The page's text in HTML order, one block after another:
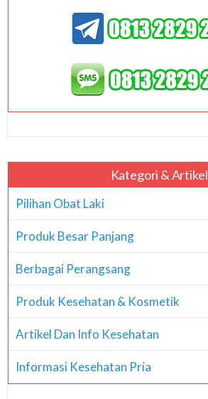
Kategori & Artikel
Pilihan Obat Laki
Produk Besar Panjang
Berbagai Perangsang
Produk Kesehatan & Kosmetik
Artikel Dan Info Kesehatan
Informasi Kesehatan Pria